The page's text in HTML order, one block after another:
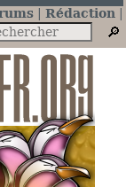
Rédaction